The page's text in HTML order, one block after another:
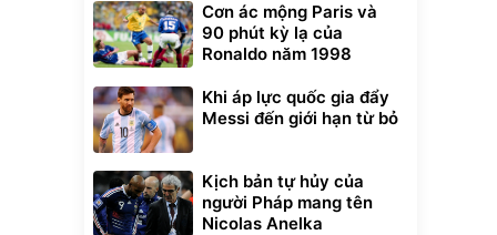
Cơn ác mộng Paris và
90 phút kỳ lạ của
Ronaldo năm 1998
Khi áp lực quốc gia đẩy
Messi đến giới hạn từ bỏ
Kịch bản tự hủy của
người Pháp mang tên
Nicolas Anelka